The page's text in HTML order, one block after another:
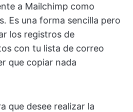
a Mailchimp como
Es una forma sencilla pero
los registros de
con tu lista de correo
que copiar nada
que desee realizar la